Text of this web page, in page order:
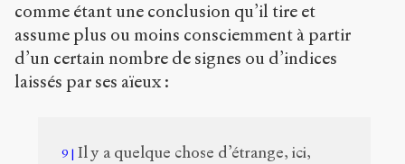
comme étant une conclusion qu’il tire et
assume plus ou moins consciemment à partir
d’un certain nombre de signes ou d’indices
laissés par ses aïeux :
9
Il y a quelque chose d’étrange, ici,